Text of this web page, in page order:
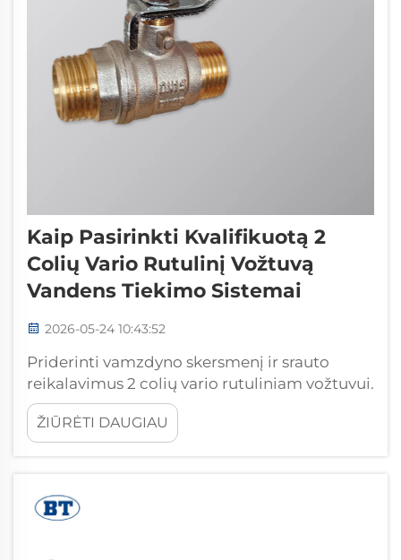
Kaip Pasirinkti Kvalifikuotą 2
Colių Vario Rutulinį Vožtuvą
Vandens Tiekimo Sistemai
2026-05-24 10:43:52
Priderinti vamzdyno skersmenį ir srauto
reikalavimus 2 colių vario rutuliniam vožtuvui.
Suprasti NPS ir DN standartus bei pilnojo
skersmens ir sumažintojo skersmens
konfigūracijas. Dvi dažniausiai naudojamos
tiekimo sistemos komponentus: NPS
(nominalus vamzdyno skersmuo), Šiaurės
ŽIŪRĖTI DAUGIAU